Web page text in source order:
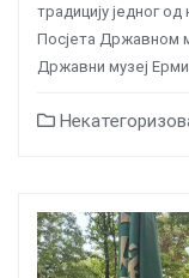
традицију једног
Посјета Државном
Државни музеј